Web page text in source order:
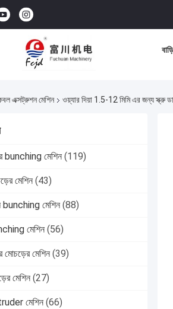
বাড়ি
এক্সট্রুশন মেশিন ওয়্যার দিয়া 1.5-12 মিমি এর জন্য স্ক্রু
bunching মেশিন (119)
মেশিন (43)
bunching মেশিন (88)
মেশিন (56)
মোচড়ের মেশিন (39)
মেশিন (27)
মেশিন (66)